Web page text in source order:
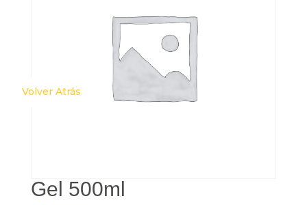
Gel 500ml
Volver Atrás